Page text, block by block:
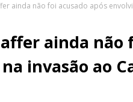
ainda não foi acusado após
ainda não
invasão ao